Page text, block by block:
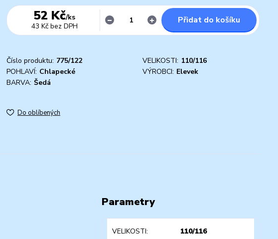
52 Kč/ks
43 Kč bez DPH
Přidat do košíku
Číslo produktu: 775/122 VELIKOSTI: 110/116
POHLAVÍ: Chlapecké VÝROBCI: Elevek
BARVA: Šedá
Do oblíbených
Parametry
VELIKOSTI 110/116